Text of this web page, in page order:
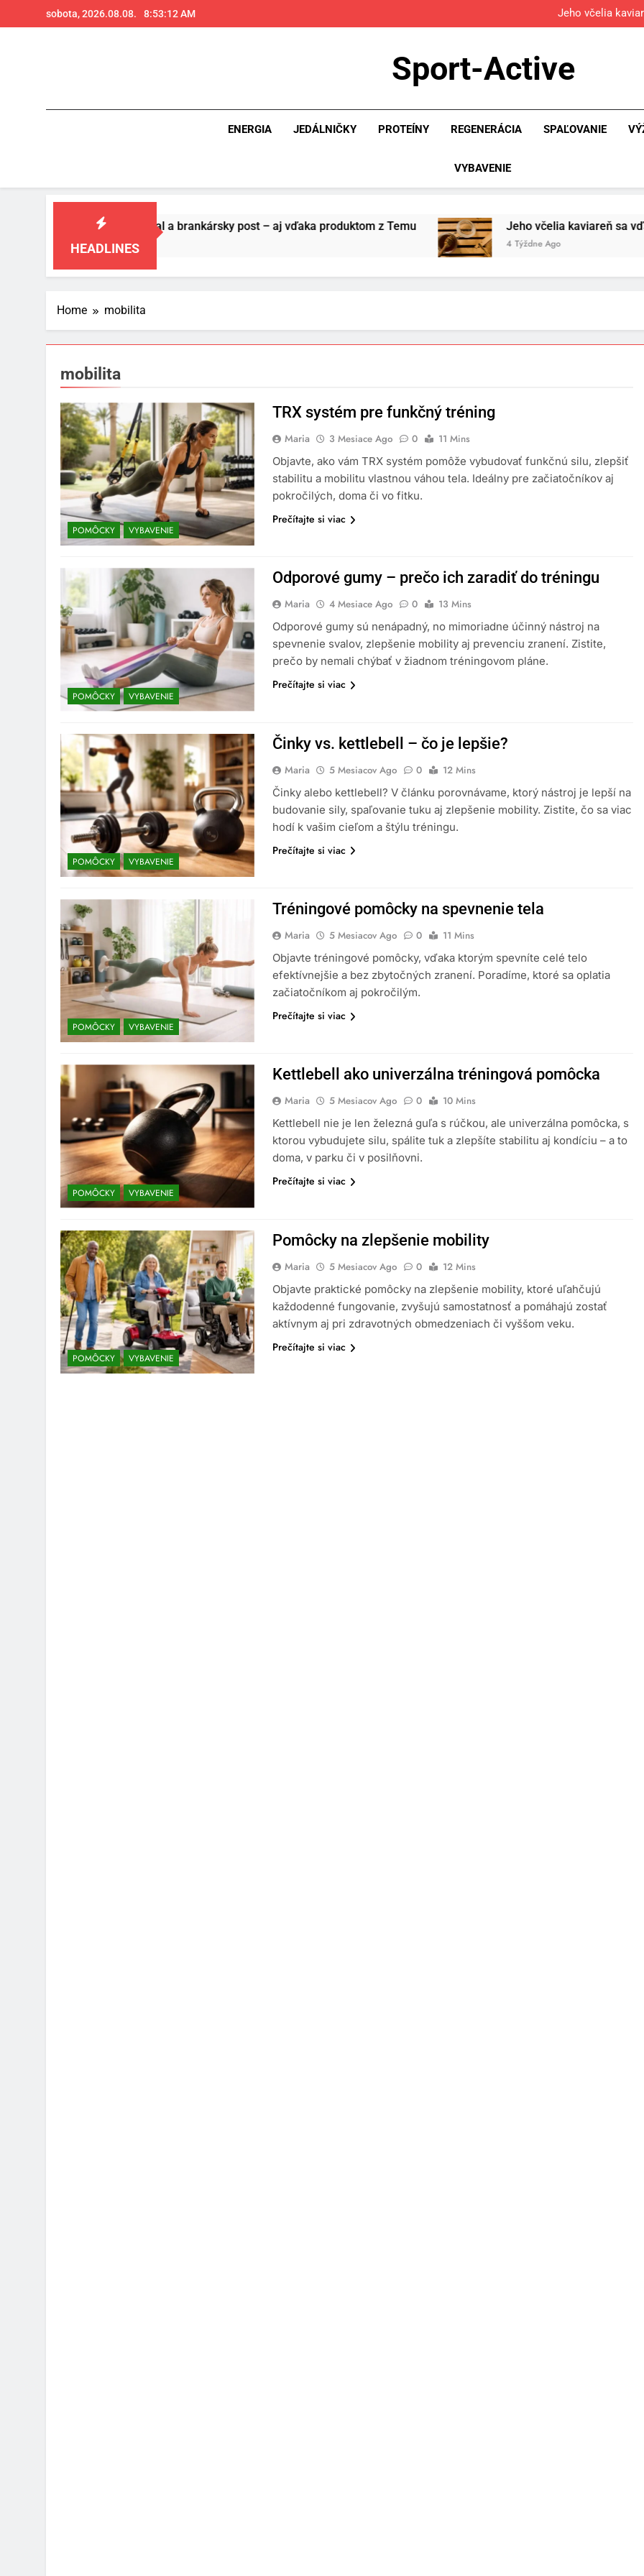
to
sobota, 2026.08.08. 8:53:13 AM
Jeho včelia
Jeho včelia
Sport-Active
ENERGIA JEDÁLNIČKY PROTEÍNY REGENERÁCIA SPAĽOVANIE
VYBAVENIE
HEADLINES
pre futbal a brankársky post – aj vďaka produktom z Temu Jeho včelia kaviareň sa vďaka Temu zmenila
4 Týždne Ago
Home mobilita
mobilita
POMÔCKY VYBAVENIE
TRX systém pre funkčný tréning
Maria 3 Mesiace Ago 0
11 Mins
Objavte, ako vám TRX systém pomôže vybudovať funkčnú silu, zlepšiť
stabilitu a mobilitu vlastnou váhou tela. Ideálny pre začiatočníkov aj
pokročilých, doma či vo fitku.
Prečítajte si viac
POMÔCKY VYBAVENIE
Odporové gumy – prečo ich zaradiť do tréningu
Maria 4 Mesiace Ago 0
13 Mins
Odporové gumy sú nenápadný, no mimoriadne účinný nástroj na
spevnenie svalov, zlepšenie mobility aj prevenciu zranení. Zistite,
prečo by nemali chýbať v žiadnom tréningovom pláne.
Prečítajte si viac
POMÔCKY VYBAVENIE
Činky vs. kettlebell – čo je lepšie?
Maria 5 Mesiacov Ago 0
12 Mins
Činky alebo kettlebell? V článku porovnávame, ktorý nástroj je lepší na
budovanie sily, spaľovanie tuku aj zlepšenie mobility. Zistite, čo sa viac
hodí k vašim cieľom a štýlu tréningu.
Prečítajte si viac
POMÔCKY VYBAVENIE
Tréningové pomôcky na spevnenie tela
Maria 5 Mesiacov Ago 0
11 Mins
Objavte tréningové pomôcky, vďaka ktorým spevníte celé telo
efektívnejšie a bez zbytočných zranení. Poradíme, ktoré sa oplatia
začiatočníkom aj pokročilým.
Prečítajte si viac
POMÔCKY VYBAVENIE
Kettlebell ako univerzálna tréningová pomôcka
Maria 5 Mesiacov Ago 0
10 Mins
Kettlebell nie je len železná guľa s rúčkou, ale univerzálna pomôcka, s
ktorou vybudujete silu, spálite tuk a zlepšíte stabilitu aj kondíciu – a to
doma, v parku či v posilňovni.
Prečítajte si viac
POMÔCKY VYBAVENIE
Pomôcky na zlepšenie mobility
Maria 5 Mesiacov Ago 0
12 Mins
Objavte praktické pomôcky na zlepšenie mobility, ktoré uľahčujú
každodenné fungovanie, zvyšujú samostatnosť a pomáhajú zostať
aktívnym aj pri zdravotných obmedzeniach či vyššom veku.
Prečítajte si viac